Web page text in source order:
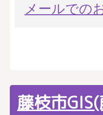
メールでの
藤枝市